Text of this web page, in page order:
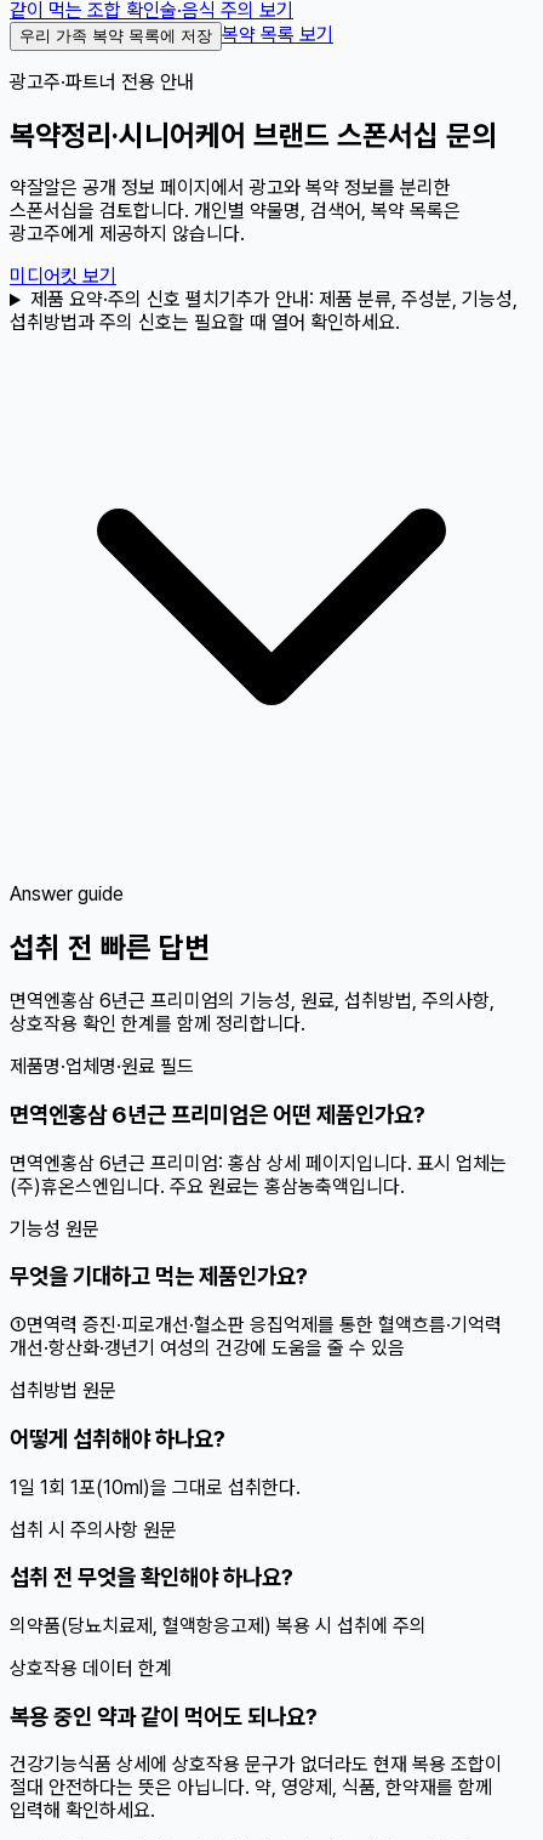
같이 먹는 조합 확인술·음식 주의 보기
우리 가족 복약 목록에 저장 복약 목록 보기
광고주·파트너 전용 안내
복약정리·시니어케어 브랜드 스폰서십 문의
약잘알은 공개 정보 페이지에서 광고와 복약 정보를 분리한
스폰서십을 검토합니다. 개인별 약물명, 검색어, 복약 목록은
광고주에게 제공하지 않습니다.
미디어킷 보기
제품 요약·주의 신호 펼치기 추가 안내: 제품 분류, 주성분, 기능성,
섭취방법과 주의 신호는 필요할 때 열어 확인하세요.
Answer guide
섭취 전 빠른 답변
면역엔홍삼 6년근 프리미엄의 기능성, 원료, 섭취방법, 주의사항,
상호작용 확인 한계를 함께 정리합니다.
제품명·업체명·원료 필드
면역엔홍삼 6년근 프리미엄은 어떤 제품인가요?
면역엔홍삼 6년근 프리미엄: 홍삼 상세 페이지입니다. 표시 업체는
(주)휴온스엔입니다. 주요 원료는 홍삼농축액입니다.
기능성 원문
무엇을 기대하고 먹는 제품인가요?
①면역력 증진·피로개선·혈소판 응집억제를 통한 혈액흐름·기억력
개선·항산화·갱년기 여성의 건강에 도움을 줄 수 있음
섭취방법 원문
어떻게 섭취해야 하나요?
1일 1회 1포(10ml)을 그대로 섭취한다.
섭취 시 주의사항 원문
섭취 전 무엇을 확인해야 하나요?
의약품(당뇨치료제, 혈액항응고제) 복용 시 섭취에 주의
상호작용 데이터 한계
복용 중인 약과 같이 먹어도 되나요?
건강기능식품 상세에 상호작용 문구가 없더라도 현재 복용 조합이
절대 안전하다는 뜻은 아닙니다. 약, 영양제, 식품, 한약재를 함께
입력해 확인하세요.